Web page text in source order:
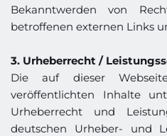
Bekanntwerden von
betroffenen externen Links
3. Urheberrecht /
Die auf dieser
veröffentlichten Inhalte
Urheberrecht und
deutschen Urheber- und